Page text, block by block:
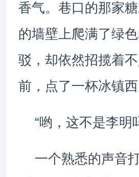
香气。巷口的那家
的墙壁上爬满了绿
驳，却依然招揽着
前，点了一杯冰镇
“哟，这不是李明
一个熟悉的声音